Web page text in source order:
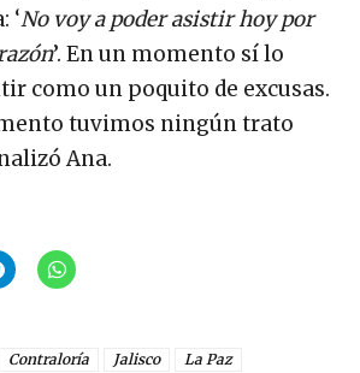
‘No voy a poder asistir hoy por
’. En un momento sí lo
como un poquito de excusas.
tuvimos ningún trato
Ana.
Contraloría Jalisco
La Paz